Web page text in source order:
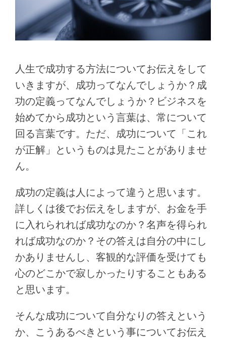
人生で成功する方法についてお伝えをして
いきますが、成功ってなんでしょうか？成
功の定義ってなんでしょうか？ビジネスを
始めてから成功という言葉は、常について
回る言葉です。ただ、成功について「これ
が正解」というものは見たことがありませ
ん。
成功の定義は人によって違うと思います。
詳しくは後でお伝えをしますが、お金を手
に入れられれば成功なのか？名声を得られ
れば成功なのか？その答えは自分の中にし
かありませんし、客観的な評価を受けても
心のどこかで寂しかったりすることもある
と思います。
そんな成功について自分なりの答えという
か、こうあるべきという事についてお伝え